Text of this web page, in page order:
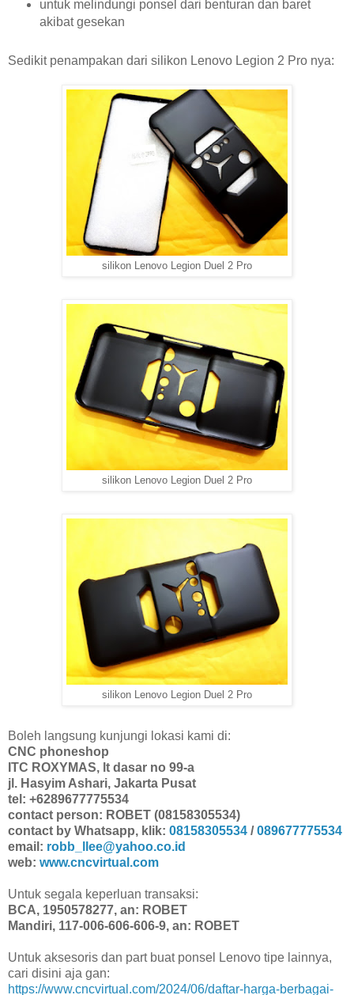
untuk melindungi ponsel dari benturan dan baret
akibat gesekan
Sedikit penampakan dari silikon Lenovo Legion 2 Pro nya:
silikon Lenovo Legion Duel 2 Pro
silikon Lenovo Legion Duel 2 Pro
silikon Lenovo Legion Duel 2 Pro
Boleh langsung kunjungi lokasi kami di:
CNC phoneshop
ITC ROXYMAS, lt dasar no 99-a
jl. Hasyim Ashari, Jakarta Pusat
tel: +6289677775534
contact person: ROBET (08158305534)
contact by Whatsapp, klik: 08158305534 /089677775534
email: robb_llee@yahoo.co.id
web: www.cncvirtual.com
Untuk segala keperluan transaksi:
BCA, 1950578277, an: ROBET
Mandiri, 117-006-606-606-9, an: ROBET
Untuk aksesoris dan part buat ponsel Lenovo tipe lainnya,
cari disini aja gan:
https://www.cncvirtual.com/2024/06/daftar-harga-berbagai-